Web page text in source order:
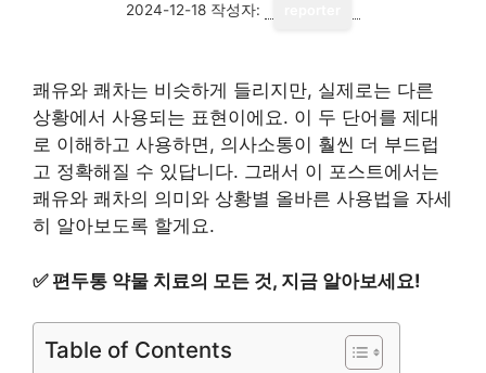
2024-12-18 작성자:
쾌유와 쾌차는 비슷하게 들리지만, 실제로는 다른
상황에서 사용되는 표현이에요. 이 두 단어를 제대
로 이해하고 사용하면, 의사소통이 훨씬 더 부드럽
고 정확해질 수 있답니다. 그래서 이 포스트에서는
쾌유와 쾌차의 의미와 상황별 올바른 사용법을 자세
히 알아보도록 할게요.
✅ 편두통 약물 치료의 모든 것, 지금 알아보세요!
Table of Contents